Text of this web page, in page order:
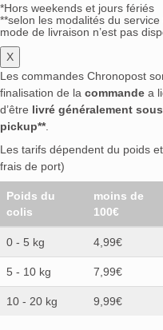
*Hors weekends et jours fériés
**selon les modalités du
mode de livraison n’est pas
X
Les commandes Chronopost
finalisation de la commande a
d’être livré généralement
pickup**.
Les tarifs dépendent du poids
frais de port)
Poids du
colis
moins de
100€
0 - 5 kg 4,99€
5 - 10 kg 7,99€
10 - 20 kg 9,99€